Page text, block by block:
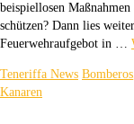
beispiellosen
schützen? Dann lies
Feuerwehraufgebot in …
Teneriffa News Bomberos
Kanaren